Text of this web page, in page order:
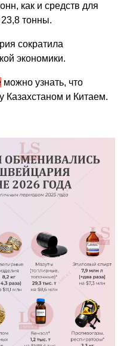
как и средств для
тонны.
сократила
экономики.
можно узнать, что
Казахстаном и Китаем.